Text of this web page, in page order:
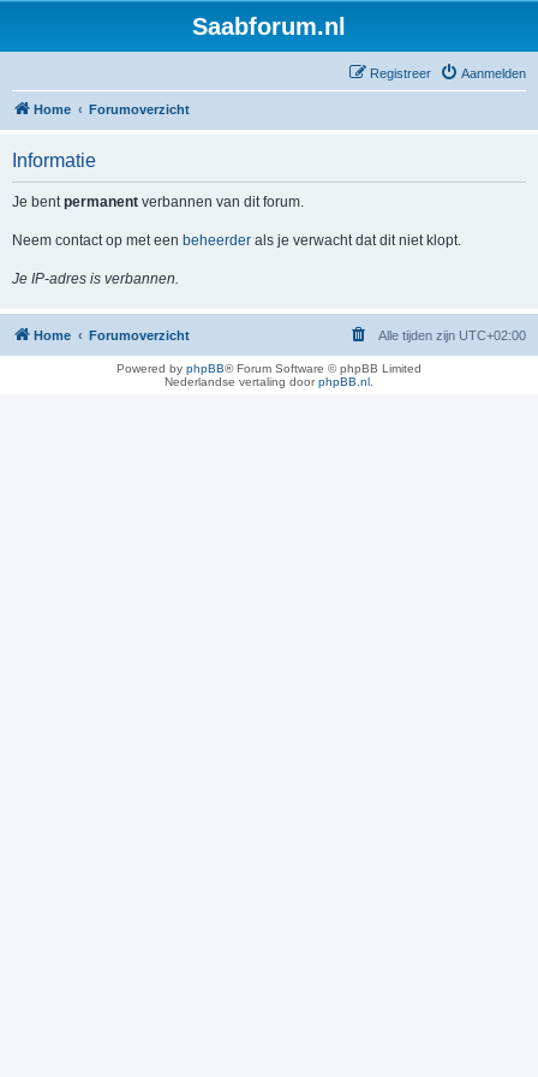
Saabforum.nl
Aanmelden
Registreer
Home Forumoverzicht
Informatie
Je bentpermanent verbannen van dit forum.
Neem contact op met een beheerder als je verwacht dat dit niet klopt.
Je IP-adres is verbannen.
Home Forumoverzicht Alle tijden zijn UTC+02:00
Powered by phpBB® Forum Software © phpBB Limited
Nederlandse vertaling doorphpBB.nl